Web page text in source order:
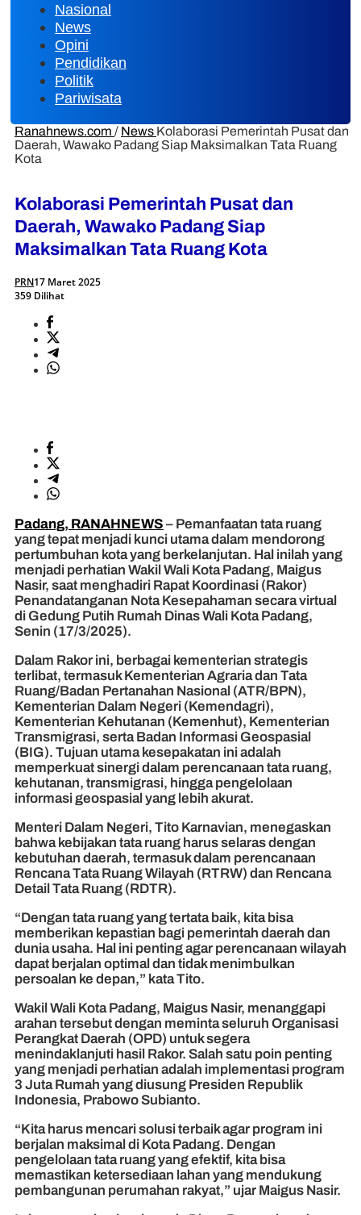
Nasional
News
Opini
Pendidikan
Politik
Pariwisata
Ranahnews.com / News Kolaborasi Pemerintah Pusat dan
Daerah, Wawako Padang Siap Maksimalkan Tata Ruang
Kota
Kolaborasi Pemerintah Pusat dan
Daerah, Wawako Padang Siap
Maksimalkan Tata Ruang Kota
PRN17 Maret 2025
359 Dilihat
Padang, RANAHNEWS – Pemanfaatan tata ruang
yang tepat menjadi kunci utama dalam mendorong
pertumbuhan kota yang berkelanjutan. Hal inilah yang
menjadi perhatian Wakil Wali Kota Padang, Maigus
Nasir, saat menghadiri Rapat Koordinasi (Rakor)
Penandatanganan Nota Kesepahaman secara virtual
di Gedung Putih Rumah Dinas Wali Kota Padang,
Senin (17/3/2025).
Dalam Rakor ini, berbagai kementerian strategis
terlibat, termasuk Kementerian Agraria dan Tata
Ruang/Badan Pertanahan Nasional (ATR/BPN),
Kementerian Dalam Negeri (Kemendagri),
Kementerian Kehutanan (Kemenhut), Kementerian
Transmigrasi, serta Badan Informasi Geospasial
(BIG). Tujuan utama kesepakatan ini adalah
memperkuat sinergi dalam perencanaan tata ruang,
kehutanan, transmigrasi, hingga pengelolaan
informasi geospasial yang lebih akurat.
Menteri Dalam Negeri, Tito Karnavian, menegaskan
bahwa kebijakan tata ruang harus selaras dengan
kebutuhan daerah, termasuk dalam perencanaan
Rencana Tata Ruang Wilayah (RTRW) dan Rencana
Detail Tata Ruang (RDTR).
“Dengan tata ruang yang tertata baik, kita bisa
memberikan kepastian bagi pemerintah daerah dan
dunia usaha. Hal ini penting agar perencanaan wilayah
dapat berjalan optimal dan tidak menimbulkan
persoalan ke depan,” kata Tito.
Wakil Wali Kota Padang, Maigus Nasir, menanggapi
arahan tersebut dengan meminta seluruh Organisasi
Perangkat Daerah (OPD) untuk segera
menindaklanjuti hasil Rakor. Salah satu poin penting
yang menjadi perhatian adalah implementasi program
3 Juta Rumah yang diusung Presiden Republik
Indonesia, Prabowo Subianto.
“Kita harus mencari solusi terbaik agar program ini
berjalan maksimal di Kota Padang. Dengan
pengelolaan tata ruang yang efektif, kita bisa
memastikan ketersediaan lahan yang mendukung
pembangunan perumahan rakyat,” ujar Maigus Nasir.